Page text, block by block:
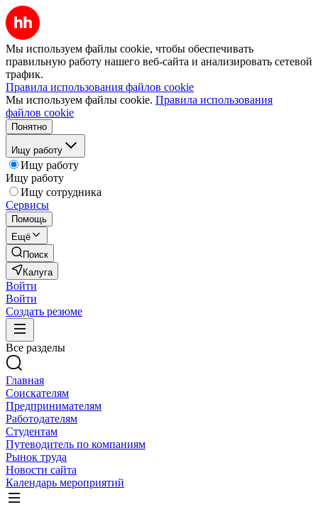
Мы используем файлы cookie, чтобы обеспечивать
правильную работу нашего веб-сайта и анализировать сетевой
трафик.
Правила использования файлов cookie
Мы используем файлы cookie. Правила использования
файлов cookie
Понятно
Ищу работу
Ищу работу
Ищу работу
Ищу сотрудника
Сервисы
Помощь
Ещё
Поиск
Калуга
Войти
Войти
Создать резюме
Все разделы
Главная
Соискателям
Предпринимателям
Работодателям
Студентам
Путеводитель по компаниям
Рынок труда
Новости сайта
Календарь мероприятий